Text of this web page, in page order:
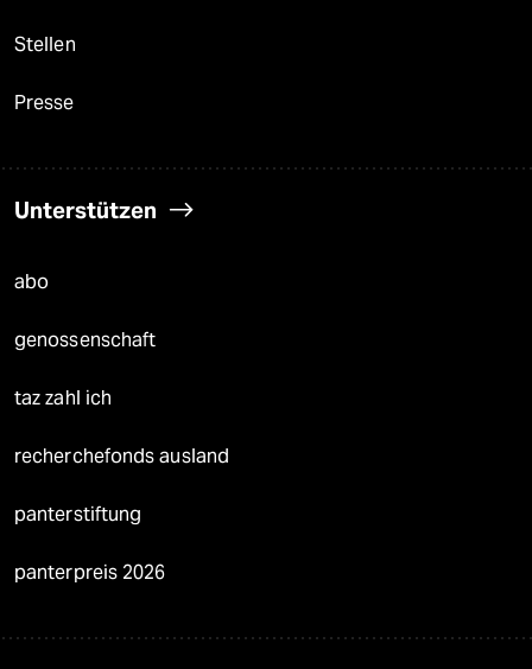
Stellen
Presse
Unterstützen
abo
genossenschaft
taz zahl ich
recherchefonds ausland
panterstiftung
panterpreis 2026